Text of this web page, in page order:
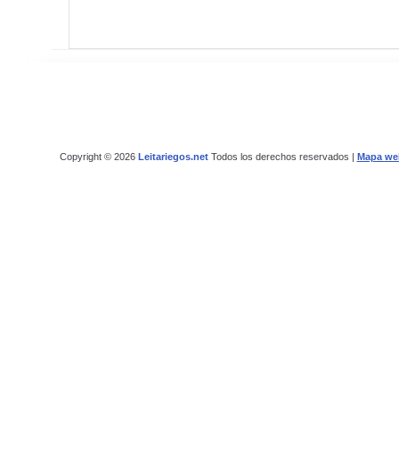
Copyright © 2026 Leitariegos.netTodos los derechos reservados | Mapa